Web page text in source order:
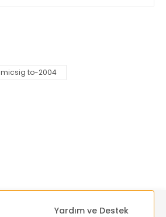
micsig to-2004
Yardım ve Destek